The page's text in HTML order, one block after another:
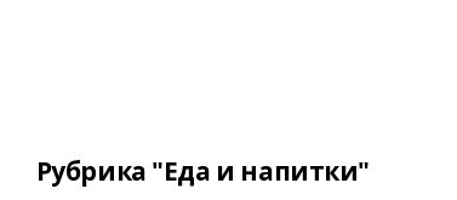
Рубрика "Еда и напитки"